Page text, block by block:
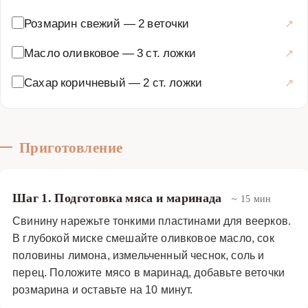
блюда с ярким и запоминающимся вкусом. Мясные
веерки с инжирным чатни и бальзамиком станут
жемчужиной вашей кулинарной коллекции и позволят
вам продемонстрировать свои кулинарные навыки.
Инжирное чатни можно приготовить заранее, так как оно
улучшает свой вкус со временем. Бальзамический
перебивал вкус других компонентов. Этот рецепт —
отличный способ удивить близких и сделать обычный
ужин незабываемым событием. Приготовление мясных
веерков с инжирным чатни и бальзамиком — это не
Розмарин свежий — 2 веточки
Масло оливковое —3 ст. ложки
Сахар коричневый — 2 ст. ложки
Приготовление
Шаг 1. Подготовка мяса и маринада ~ 15 мин
Свинину нарежьте тонкими пластинами для веерков.
В глубокой миске смешайте оливковое масло, сок
половины лимона, измельченный чеснок, соль и
перец. Положите мясо в маринад, добавьте веточки
розмарина и оставьте на 10 минут.